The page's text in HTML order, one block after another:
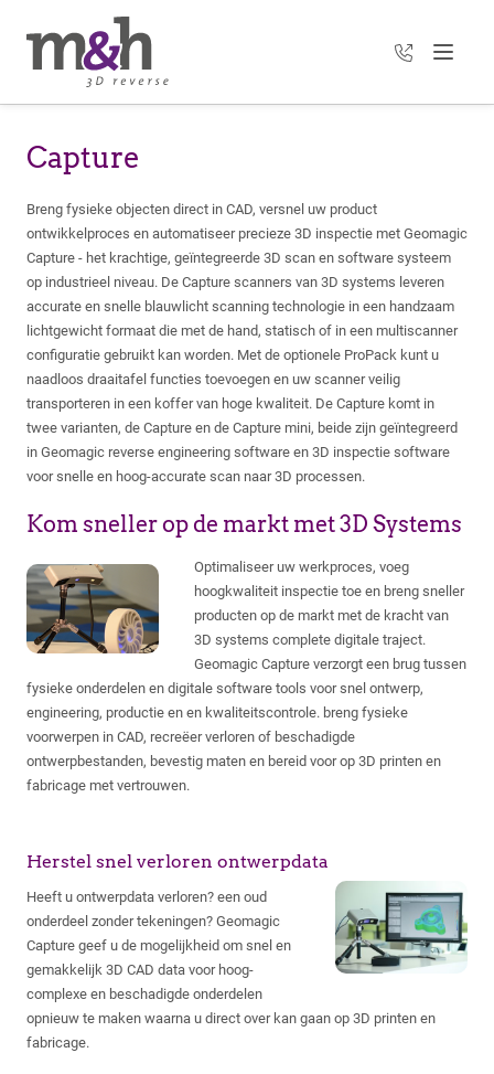
Menu
+31 35 303
Capture
Breng fysieke objecten direct in CAD, versnel uw product
ontwikkelproces en automatiseer precieze 3D inspectie met Geomagic
Capture - het krachtige, geïntegreerde 3D scan en software systeem
op industrieel niveau. De Capture scanners van 3D systems leveren
accurate en snelle blauwlicht scanning technologie in een handzaam
lichtgewicht formaat die met de hand, statisch of in een multiscanner
configuratie gebruikt kan worden. Met de optionele ProPack kunt u
naadloos draaitafel functies toevoegen en uw scanner veilig
transporteren in een koffer van hoge kwaliteit. De Capture komt in
twee varianten, de Capture en de Capture mini, beide zijn geïntegreerd
in Geomagic reverse engineering software en 3D inspectie software
voor snelle en hoog-accurate scan naar 3D processen.
Kom sneller op de markt met 3D Systems
Optimaliseer uw werkproces, voeg
hoogkwaliteit inspectie toe en breng sneller
producten op de markt met de kracht van
3D systems complete digitale traject.
Geomagic Capture verzorgt een brug tussen
fysieke onderdelen en digitale software tools voor snel ontwerp,
engineering, productie en en kwaliteitscontrole. breng fysieke
voorwerpen in CAD, recreëer verloren of beschadigde
ontwerpbestanden, bevestig maten en bereid voor op 3D printen en
fabricage met vertrouwen.
Herstel snel verloren ontwerpdata
Heeft u ontwerpdata verloren? een oud
onderdeel zonder tekeningen? Geomagic
Capture geef u de mogelijkheid om snel en
gemakkelijk 3D CAD data voor hoog-
complexe en beschadigde onderdelen
opnieuw te maken waarna u direct over kan gaan op 3D printen en
fabricage.